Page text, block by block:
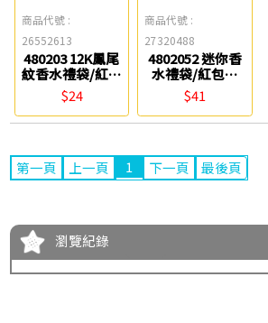
商品代號 :
26552613
480203 12K鳳尾
紋香水禮袋/紅包
袋(12入) 聯合紙
品
$24
商品代號 :
27320488
4802052 迷你香
水禮袋/紅包袋
(50入) 聯合紙品
$41
第一頁 上一頁 1 下一頁 最後頁
瀏覽紀錄